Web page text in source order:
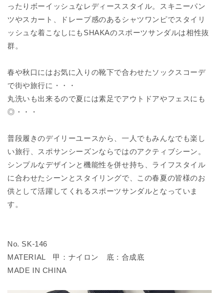
ったりボーイッシュなレディーススタイル。スキニーパン
ツやスカート、ドレープ感のあるシャツワンピでスタイリ
ッシュな着こなしにもSHAKAのスポーツサンダルは相性抜
群。
春や秋口にはお気に入りの靴下で合わせたソックスコーデ
で街や旅行に・・・
丸洗いも出来るので夏には素足でアウトドアやフェスにも
◎・・・
普段履きのデイリーユースから、一人でもみんなでも楽し
い旅行、スポサンシーズンならではのアクティブシーン。
シンプルなデザインと機能性を併せ持ち、ライフスタイル
に合わせたシーンとスタイリングで、この春夏の皆様のお
供として活躍してくれるスポーツサンダルとなっていま
す。
No. SK-146
MATERIAL 甲：ナイロン 底：合成底
MADE IN CHINA